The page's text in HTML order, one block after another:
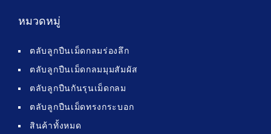
หมวดหมู่
ตลับลูกปืนเม็ดกลมร่องลึก
ตลับลูกปืนเม็ดกลมมุมสัมผัส
ตลับลูกปืนกันรุนเม็ดกลม
ตลับลูกปืนเม็ดทรงกระบอก
สินค้าทั้งหมด